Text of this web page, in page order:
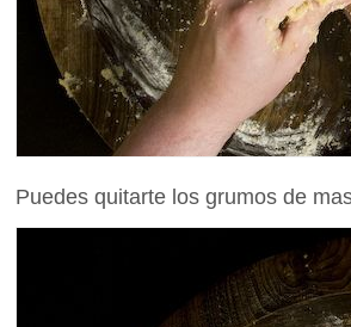
Puedes quitarte los grumos de